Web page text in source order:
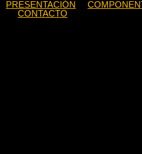
PRESENTACIÓN
CONTACTO